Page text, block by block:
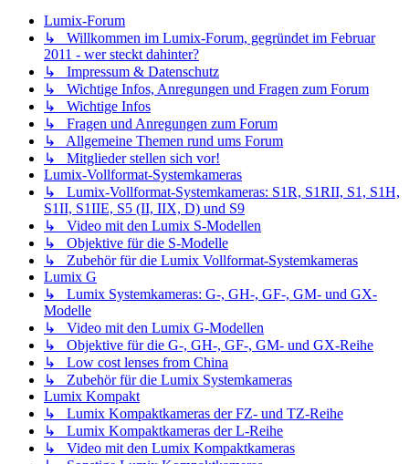
Lumix-Forum
↳ Willkommen im Lumix-Forum, gegründet im Februar
2011 - wer steckt dahinter?
↳ Impressum & Datenschutz
↳ Wichtige Infos, Anregungen und Fragen zum Forum
↳ Wichtige Infos
↳ Fragen und Anregungen zum Forum
↳ Allgemeine Themen rund ums Forum
↳ Mitglieder stellen sich vor!
Lumix-Vollformat-Systemkameras
↳ Lumix-Vollformat-Systemkameras: S1R, S1RII, S1, S1H,
S1II, S1IIE, S5 (II, IIX, D) und S9
↳ Video mit den Lumix S-Modellen
↳ Objektive für die S-Modelle
↳ Zubehör für die Lumix Vollformat-Systemkameras
Lumix G
↳ Lumix Systemkameras: G-, GH-, GF-, GM- und GX-
Modelle
↳ Video mit den Lumix G-Modellen
↳ Objektive für die G-, GH-, GF-, GM- und GX-Reihe
↳ Low cost lenses from China
↳ Zubehör für die Lumix Systemkameras
Lumix Kompakt
↳ Lumix Kompaktkameras der FZ- und TZ-Reihe
↳ Lumix Kompaktkameras der L-Reihe
↳ Video mit den Lumix Kompaktkameras